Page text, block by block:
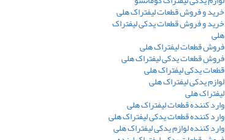
خرید و فروش قطعات لیفتراک هلی
خرید و فروش قطعات یدکی لیفتراک
هلی
فروش قطعات لیفتراک هلی
فروش قطعات یدکی لیفتراک هلی
قطعات یدکی لیفتراک هلی
لوازم یدکی لیفتراک هلی
لیفتراک هلی
وارد کننده قطعات لیفتراک هلی
وارد کننده قطعات یدکی لیفتراک هلی
وارد کننده لوازم یدکی لیفتراک هلی